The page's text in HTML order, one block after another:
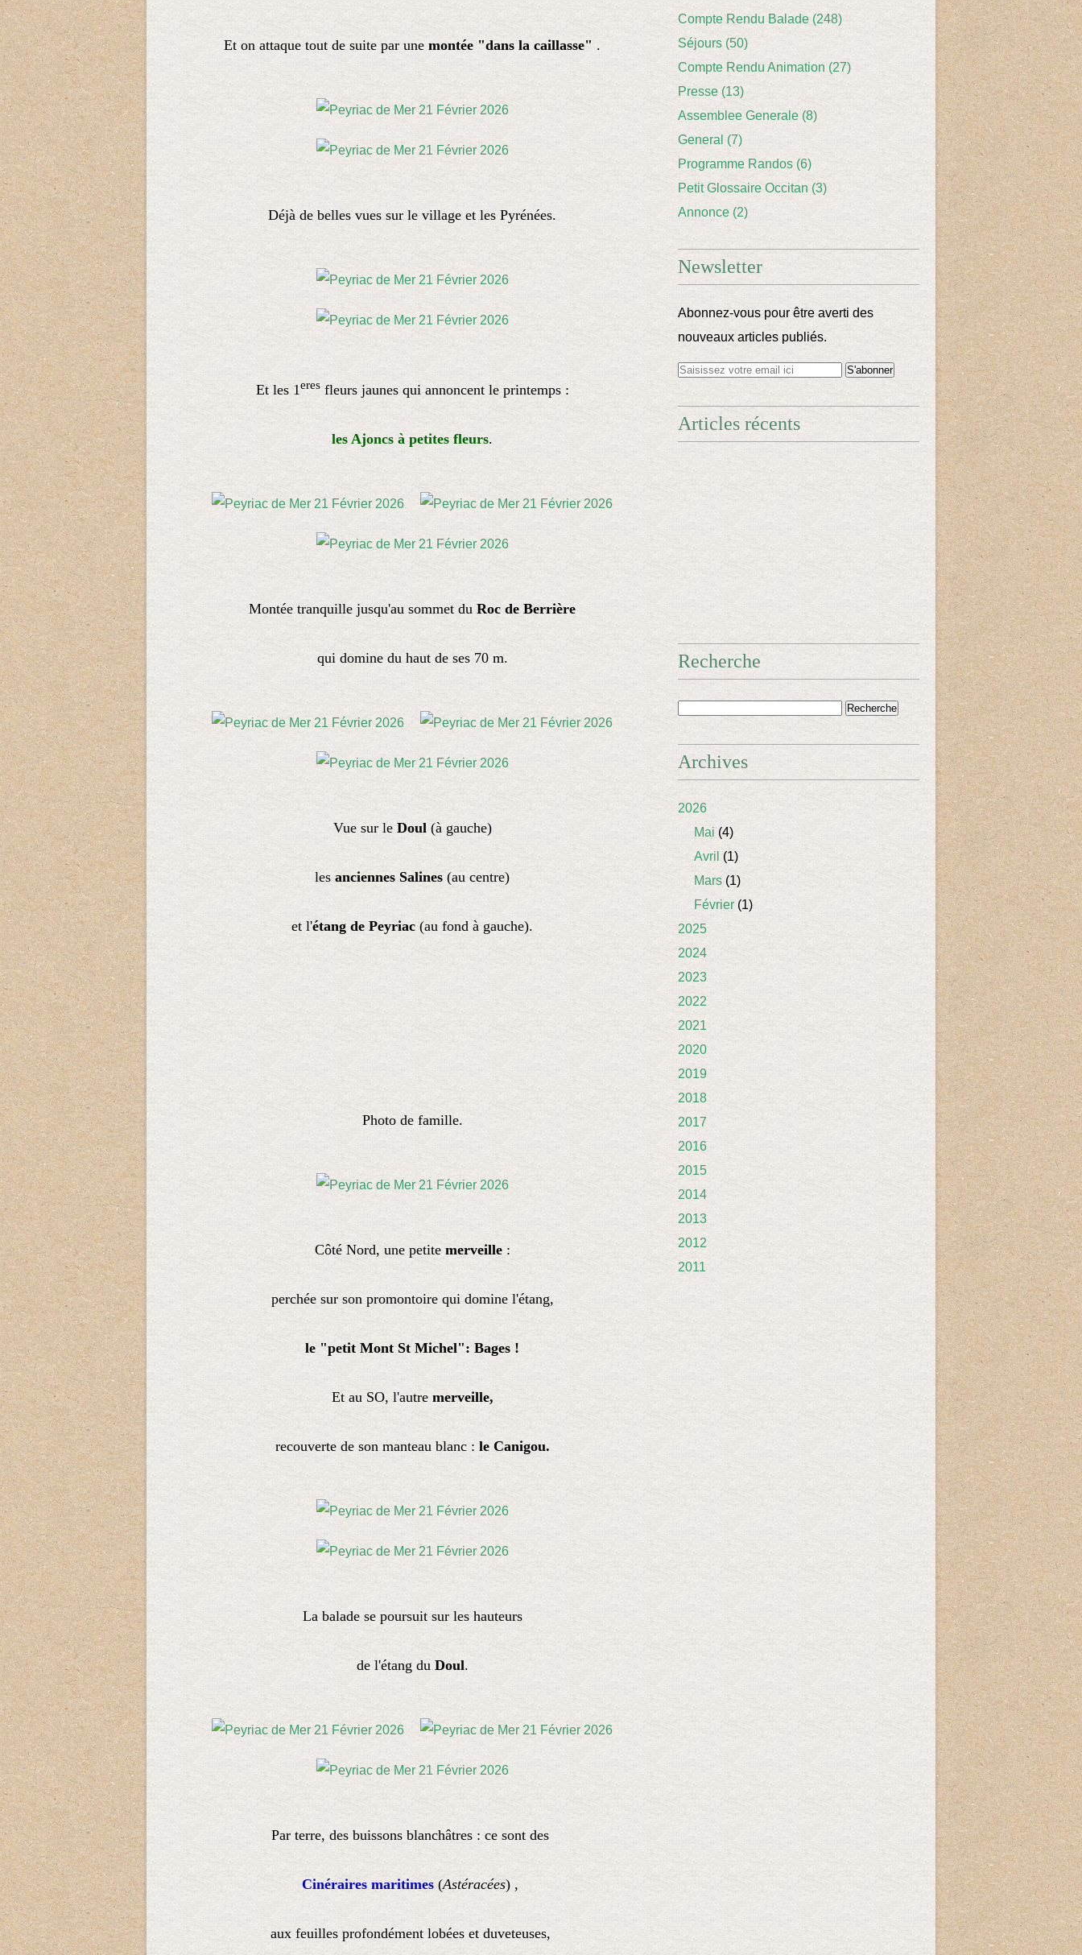
Et on attaque tout de suite par une montée "dans la caillasse" .
Déjà de belles vues sur le village et les Pyrénées.
Et les 1eresfleurs jaunes qui annoncent le printemps :
les Ajoncs à petites fleurs.
Montée tranquille jusqu'au sommet du Roc de Berrière
qui domine du haut de ses 70 m.
Vue sur le Doul(à gauche)
les anciennes Salines(au centre)
et l'étang de Peyriac (au fond à gauche).
Photo de famille.
Côté Nord, une petite merveille:
perchée sur son promontoire qui domine l'étang,
le "petit Mont St Michel": Bages !
Et au SO, l'autre merveille,
recouverte de son manteau blanc : le Canigou.
La balade se poursuit sur les hauteurs
de l'étang du Doul.
Par terre, des buissons blanchâtres : ce sont des
Cinéraires maritimes (Astéracées) ,
aux feuilles profondément lobées et duveteuses,
Compte Rendu Balade (248)
Séjours (50)
Compte Rendu Animation (27)
Presse (13)
Assemblee Generale (8)
General (7)
Programme Randos (6)
Petit Glossaire Occitan (3)
Annonce (2)
Newsletter
Abonnez-vous pour être averti des
nouveaux articles publiés.
Articles récents
Recherche
Archives
2026
Mai (4)
Avril (1)
Mars (1)
Février (1)
2025
2024
2023
2022
2021
2020
2019
2018
2017
2016
2015
2014
2013
2012
2011